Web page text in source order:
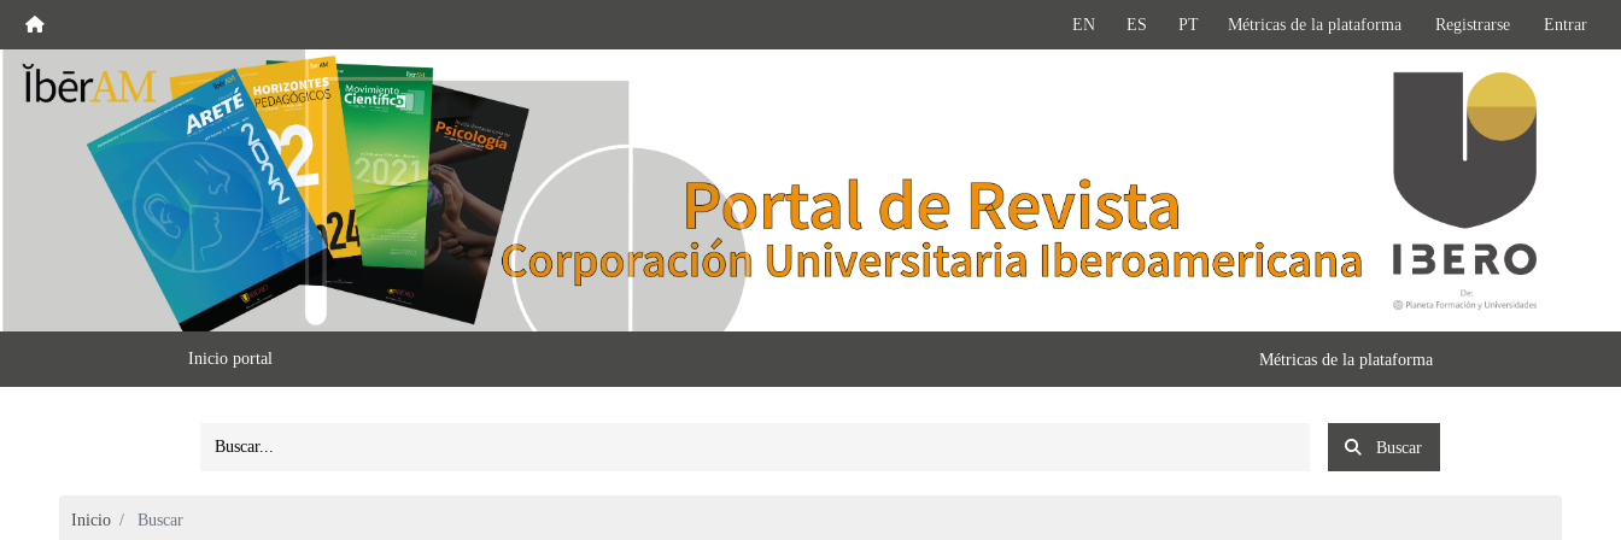
EN ES PT Métricas de la plataforma Registrarse Entrar
Inicio portal Métricas de la plataforma
Buscar
Inicio Buscar